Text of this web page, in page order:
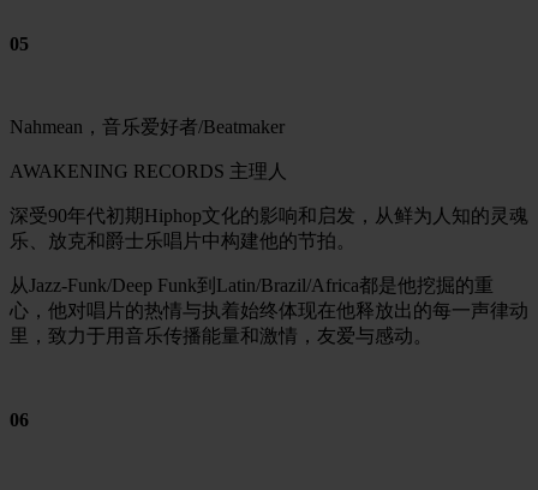
05
Nahmean，音乐爱好者/Beatmaker
AWAKENING RECORDS 主理人
深受90年代初期Hiphop文化的影响和启发，从鲜为人知的灵魂
乐、放克和爵士乐唱片中构建他的节拍。
从Jazz-Funk/Deep Funk到Latin/Brazil/Africa都是他挖掘的重
心，他对唱片的热情与执着始终体现在他释放出的每一声律动
里，致力于用音乐传播能量和激情，友爱与感动。
06